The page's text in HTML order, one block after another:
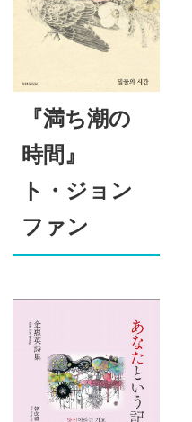
『満ち潮の
時間』
ト・ジョン
ファン